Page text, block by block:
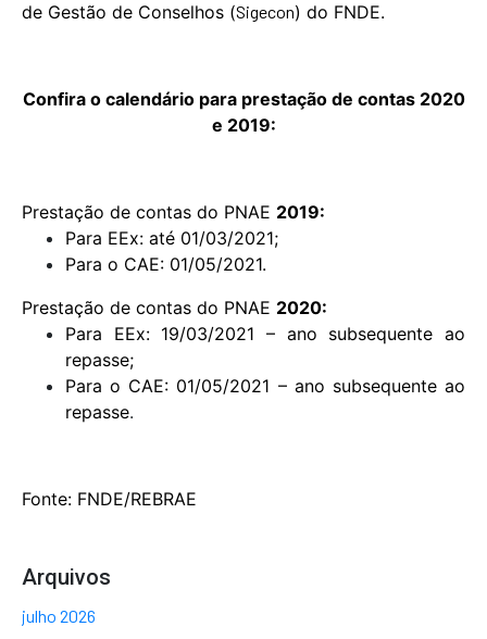
de Gestão de Conselhos (Sigecon) do FNDE.
Confira o calendário para prestação de contas 2020
e 2019:
Prestação de contas do PNAE 2019:
Para EEx: até 01/03/2021;
Para o CAE: 01/05/2021.
Prestação de contas do PNAE 2020:
Para EEx: 19/03/2021 – ano subsequente ao
repasse;
Para o CAE: 01/05/2021 – ano subsequente ao
repasse.
Fonte: FNDE/REBRAE
Arquivos
julho 2026